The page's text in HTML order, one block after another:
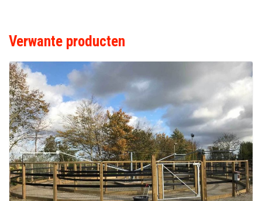
Verwante producten